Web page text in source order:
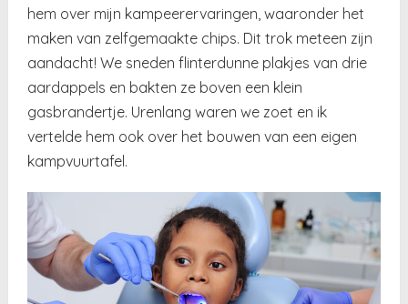
hem over mijn kampeerervaringen, waaronder het
maken van zelfgemaakte chips. Dit trok meteen zijn
aandacht! We sneden flinterdunne plakjes van drie
aardappels en bakten ze boven een klein
gasbrandertje. Urenlang waren we zoet en ik
vertelde hem ook over het bouwen van een eigen
kampvuurtafel.